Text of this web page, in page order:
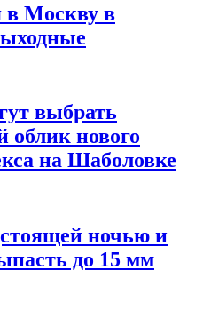
в Москву в
выбрать
облик нового
на Шаболовке
ночью и
до 15 мм